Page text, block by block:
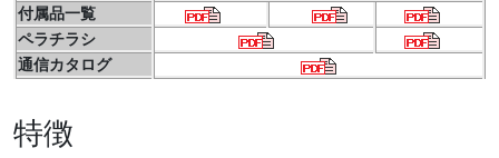
付属品一覧
ペラチラシ
通信カタログ
特徴